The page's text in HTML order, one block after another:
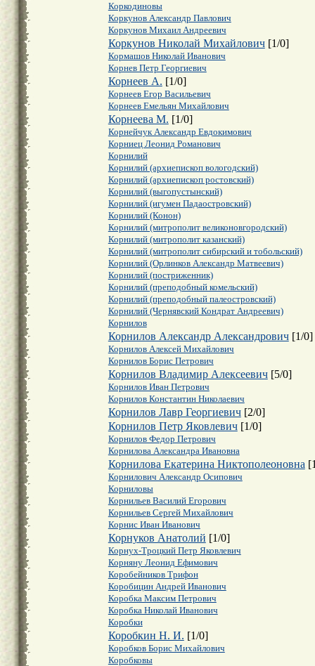
Коркодиновы
Коркунов Александр Павлович
Коркунов Михаил Андреевич
Коркунов Николай Михайлович[1/0]
Кормашов Николай Иванович
Корнев Петр Георгиевич
Корнеев А. [1/0]
Корнеев Егор Васильевич
Корнеев Емельян Михайлович
Корнеева М. [1/0]
Корнейчук Александр Евдокимович
Корниец Леонид Романович
Корнилий
Корнилий (архиепископ вологодский)
Корнилий (архиепископ ростовский)
Корнилий (выгопустынский)
Корнилий (игумен Падаостровский)
Корнилий (Конон)
Корнилий (митрополит великоновгородский)
Корнилий (митрополит казанский)
Корнилий (митрополит сибирский и тобольский)
Корнилий (Орлинков Александр Матвеевич)
Корнилий (постриженник)
Корнилий (преподобный комельский)
Корнилий (преподобный палеостровский)
Корнилий (Чернявский Кондрат Андреевич)
Корнилов
Корнилов Александр Александрович[1/0]
Корнилов Алексей Михайлович
Корнилов Борис Петрович
Корнилов Владимир Алексеевич[5/0]
Корнилов Иван Петрович
Корнилов Константин Николаевич
Корнилов Лавр Георгиевич[2/0]
Корнилов Петр Яковлевич[1/0]
Корнилов Федор Петрович
Корнилова Александра Ивановна
Корнилова Екатерина Никтополеоновна [
Корнилович Александр Осипович
Корниловы
Корнильев Василий Егорович
Корнильев Сергей Михайлович
Корнис Иван Иванович
Корнуков Анатолий [1/0]
Корнух-Троцкий Петр Яковлевич
Корняну Леонид Ефимович
Коробейников Трифон
Коробицин Андрей Иванович
Коробка Максим Петрович
Коробка Николай Иванович
Коробки
Коробкин Н. И. [1/0]
Коробков Борис Михайлович
Коробковы